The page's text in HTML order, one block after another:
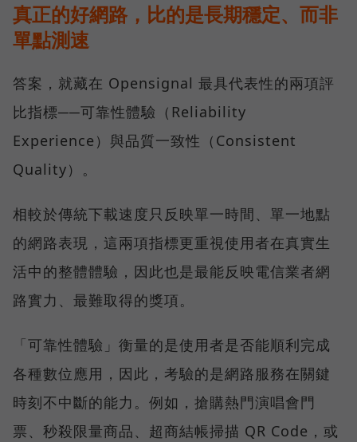
真正的好網路，比的是長期穩定、而非
單點測速
答案，就藏在 Opensignal 最具代表性的兩項評
比指標──可靠性體驗（Reliability
Experience）與品質一致性（Consistent
Quality）。
相較於傳統下載速度只反映單一時間、單一地點
的網路表現，這兩項指標更重視使用者在真實生
活中的整體體驗，因此也是最能反映電信業者網
路實力、最難取得的獎項。
「可靠性體驗」衡量的是使用者是否能順利完成
各種數位應用，因此，考驗的是網路服務在關鍵
時刻不中斷的能力。例如，搶購熱門演唱會門
票、秒殺限量商品、超商結帳掃描 QR Code，或